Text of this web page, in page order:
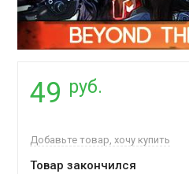
49 руб.
Добавьте товар, хочу купить
Товар закончился